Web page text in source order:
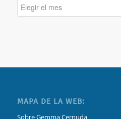
MAPA DE LA WEB:
Sobre Gemma Cernuda